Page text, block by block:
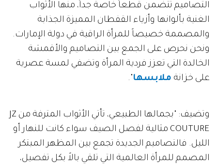
التصاميم تتضمن قطعاً خاصة جداً، منها الأثواب
الغنية بألوانها وأزياء القفطان المميزة الجذابة
والمصممة خصيصاً للمرأة الراقية في دولة الإمارات.
ونحن نحرص على الجمع بين التصاميم والأقمشة
الخالدة التي تعزز فردية المرأة وتضفي لمسة عصرية
على خزانة ملابسها".
وتضيف: "بجمالها الطبيعي، تأتي الأثواب المترفة من JZ
COUTURE مثالية لفصل الصيف سواء كانت للنهار أو
الليل. فالتصاميم الجديدة تجمع بين المظهر المبتكر
المصمم للمرأة العالمية التي تلقي بالاً بكل تفصيل،